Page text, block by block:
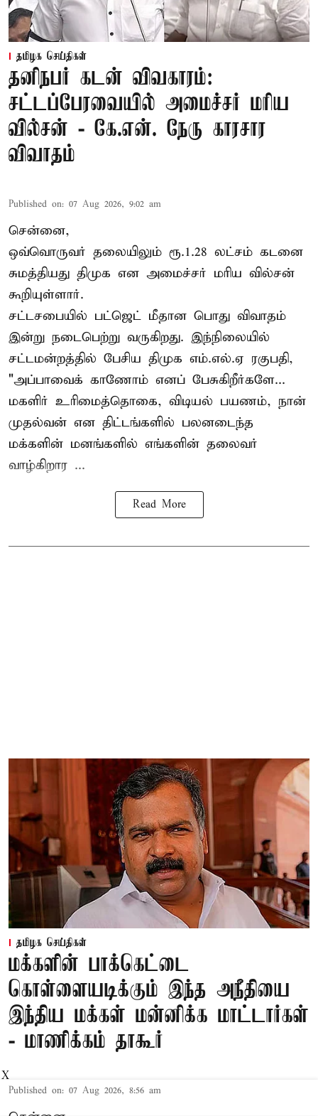
தமிழக செய்திகள்
தனிநபர் கடன் விவகாரம்:
சட்டப்பேரவையில் அமைச்சர் மரிய
வில்சன் - கே.என். நேரு காரசார
விவாதம்
Published on: 07 Aug 2026, 9:02 am
சென்னை,
ஒவ்வொருவர் தலையிலும் ரூ.1.28 லட்சம் கடனை
சுமத்தியது திமுக என அமைச்சர் மரிய வில்சன்
கூறியுள்ளார்.
சட்டசபையில் பட்ஜெட் மீதான பொது விவாதம்
இன்று நடைபெற்று வருகிறது. இந்நிலையில்
சட்டமன்றத்தில் பேசிய திமுக எம்.எல்.ஏ ரகுபதி,
"அப்பாவைக் காணோம் எனப் பேசுகிறீர்களே...
மகளிர் உரிமைத்தொகை, விடியல் பயணம், நான்
முதல்வன் என திட்டங்களில் பலனடைந்த
மக்களின் மனங்களில் எங்களின் தலைவர்
வாழ்கிறார ...
Read More
தமிழக செய்திகள்
மக்களின் பாக்கெட்டை
கொள்ளையடிக்கும் இந்த அநீதியை
இந்திய மக்கள் மன்னிக்க மாட்டார்கள்
- மாணிக்கம் தாகூர்
Published on: 07 Aug 2026, 8:56 am
X